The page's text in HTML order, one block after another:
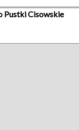
Pustki Cisowskie